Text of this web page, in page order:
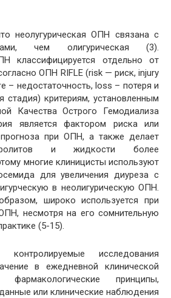
неолугурическая ОПН связана с
чем олигурическая (3).
классифицируется отдельно от
ОПН RIFLE (risk — риск, injury
– недостаточность, loss – потеря и
стадия) критериям, установленным
Качества Острого Гемодиализа
является фактором риска или
при ОПН, а также делает
и жидкости более
многие клиницисты используют
для увеличения диуреза с
в неолигурическую ОПН.
широко используется при
несмотря на его сомнительную
(5-15).
контролируемые исследования
в ежедневной клинической
принципы,
или клинические наблюдения